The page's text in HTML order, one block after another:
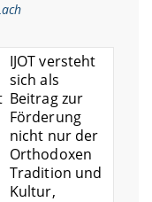
IJOT versteht
sich als
Beitrag zur
Förderung
nicht nur der
Orthodoxen
Tradition und
Kultur,